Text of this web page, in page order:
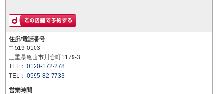
住所/電話番号
〒519-0103
三重県亀山市川合町1179-3
TEL： 0120-172-278
TEL： 0595-82-7733
営業時間